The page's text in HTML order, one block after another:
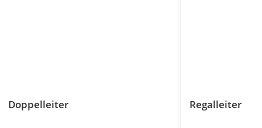
Doppelleiter Regalleiter